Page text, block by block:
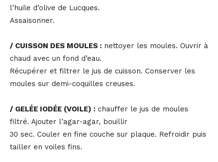
l’huile d’olive de Lucques.
Assaisonner.
/ CUISSON DES MOULES : nettoyer les moules. Ouvrir à
chaud avec un fond d’eau.
Récupérer et filtrer le jus de cuisson. Conserver les
moules sur demi-coquilles creuses.
/ GELÉE IODÉE (VOILE) : chauffer le jus de moules
filtré. Ajouter l’agar-agar, bouillir
30 sec. Couler en fine couche sur plaque. Refroidir puis
tailler en voiles fins.